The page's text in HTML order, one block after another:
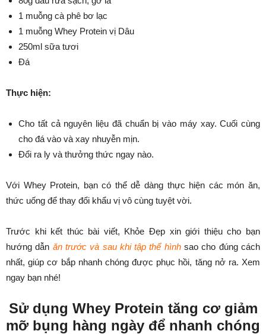
1 muỗng cà phê bơ lạc
1 muỗng Whey Protein vị Dâu
250ml sữa tươi
Đá
Thực hiện:
Cho tất cả nguyên liệu đã chuẩn bị vào máy xay. Cuối cùng
cho đá vào và xay nhuyễn mịn.
Đổi ra ly và thưởng thức ngay nào.
Với Whey Protein, bạn có thể dễ dàng thực hiện các món ăn,
thức uống để thay đổi khẩu vị vô cùng tuyệt vời.
Trước khi kết thúc bài viết, Khỏe Đẹp xin giới thiệu cho bạn
hướng dẫn ăn trước và sau khi tập thể hìnhsao cho đúng cách
nhất, giúp cơ bắp nhanh chóng được phục hồi, tăng nở ra. Xem
ngay bạn nhé!
Sử dụng Whey Protein tăng cơ giảm
mỡ bụng hàng ngày để nhanh chóng